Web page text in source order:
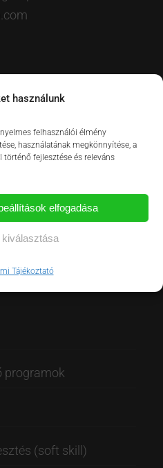
használunk
felhasználói élmény
használatának megkönnyítése, a
történő fejlesztése és releváns
elfogadása
Tájékoztató
programok
(soft skill)